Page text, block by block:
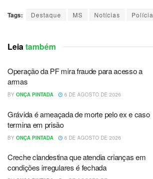
Tags: Destaque MS Notícias Polícia
Leiatambém
Operação da PF mira fraude para acesso a
armas
BY ONÇA PINTADA 6 DE AGOSTO DE 2026
Grávida é ameaçada de morte pelo ex e caso
termina em prisão
BY ONÇA PINTADA 6 DE AGOSTO DE 2026
Creche clandestina que atendia crianças em
condições irregulares é fechada